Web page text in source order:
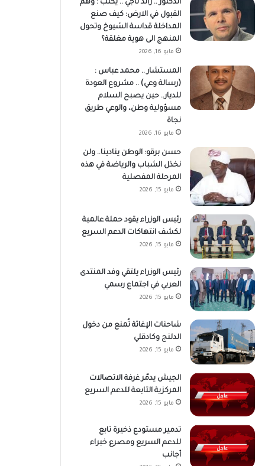
الدكتور .. رائد ناجي‎ .. يكتب : وهم
القبول في الارض: كيف صنع
المداخلة قداسة الشيوخ وتحول
المنهج الى هوية مغلقة؟
مايو 16, 2026
المستشار .. محمد عباس :
(رسالة وعي) .. مشروع العودة
للديار.. حين يصبح السلام
مسؤولية وطن، والوعي طريق
نجاة
مايو 16, 2026
حسن برقو: الوطن ينادينا.. ولن
نخذل الشباب والرياضة في هذه
المرحلة المفصلية
مايو 15, 2026
رئيس الوزراء يقود حملة عالمية
لكشف انتهاكات الدعم السريع
مايو 15, 2026
رئيس الوزراء يلتقي وفد المنتدى
العربي في اجتماع رسمي
مايو 15, 2026
شاحنات الإغاثة تُمنع من دخول
الدلنج وكادقلي
مايو 15, 2026
الجيش يدمّر غرفة الاتصالات
المركزية التابعة للدعم السريع
مايو 15, 2026
تدمير مستودع ذخيرة تابع
للدعم السريع ومصرع خبراء
أجانب